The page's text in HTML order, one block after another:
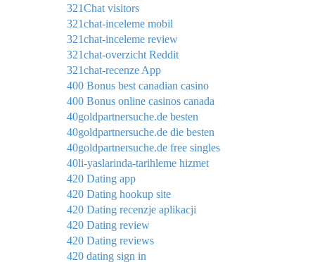
321Chat visitors
321chat-inceleme mobil
321chat-inceleme review
321chat-overzicht Reddit
321chat-recenze App
400 Bonus best canadian casino
400 Bonus online casinos canada
40goldpartnersuche.de besten
40goldpartnersuche.de die besten
40goldpartnersuche.de free singles
40li-yaslarinda-tarihleme hizmet
420 Dating app
420 Dating hookup site
420 Dating recenzje aplikacji
420 Dating review
420 Dating reviews
420 dating sign in